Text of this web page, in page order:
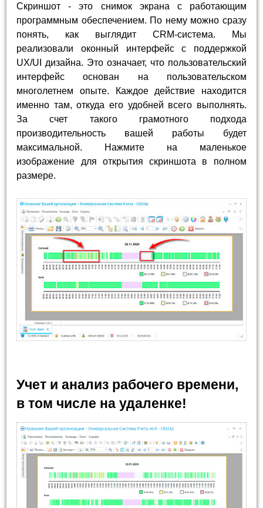
Скриншот - это снимок экрана с работающим
программным обеспечением. По нему можно сразу
понять, как выглядит CRM-система. Мы
реализовали оконный интерфейс с поддержкой
UX/UI дизайна. Это означает, что пользовательский
интерфейс основан на пользовательском
многолетнем опыте. Каждое действие находится
именно там, откуда его удобней всего выполнять.
За счет такого грамотного подхода
производительность вашей работы будет
максимальной. Нажмите на маленькое
изображение для открытия скриншота в полном
размере.
Учет и анализ рабочего времени,
в том числе на удаленке!